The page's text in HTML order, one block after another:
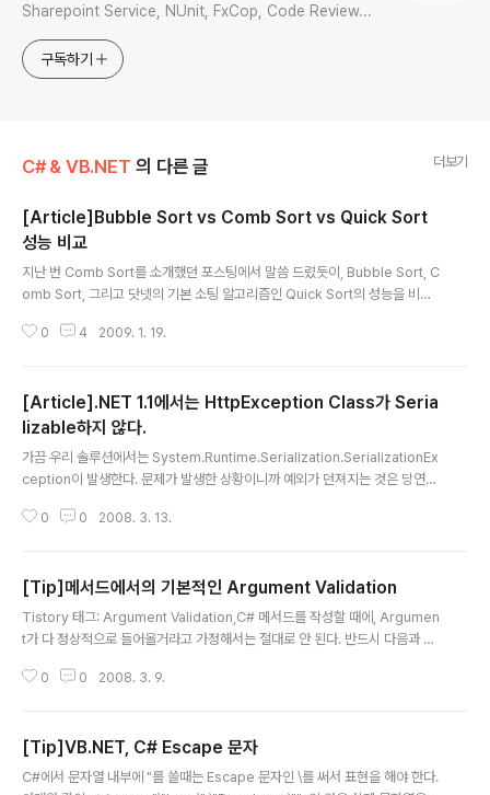
Sharepoint Service, NUnit, FxCop, Code Review...
구독하기
C# & VB.NET 의 다른 글 더보기
[Article]Bubble Sort vs Comb Sort vs Quick Sort
성능 비교
지난 번 Comb Sort를 소개했던 포스팅에서 말씀 드렸듯이, Bubble Sort, C
omb Sort, 그리고 닷넷의 기본 소팅 알고리즘인 Quick Sort의 성능을 비교
추가한 것 뿐입니다. 그리고 Quick Sort도 따로 구현한 것이 아니라 닷넷의 S
Text; namespace SortingSample { class Program { static void Ma
in(string[] args) { int dataC..
0 4 2009. 1. 19.
[Article].NET 1.1에서는 HttpException Class가 Seria
lizable하지 않다.
가끔 우리 솔루션에서는 System.Runtime.Serialization.SerializationEx
ception이 발생한다. 문제가 발생한 상황이니까 예외가 던져지는 것은 당연하
다. 그리고 SerializationException은 다들 알다시피 객체가 Serialization/
컴포넌트에서 던져지고 있었다. 로깅 컴포넌트는 에러나 문제가 발생했을 때 그
정보를 파일에 기록하는 역할을 하는 COM+ 서버 타입 컴포넌트였다. 문제가
생긴 함수는 다..
0 0 2008. 3. 13.
[Tip]메서드에서의 기본적인 Argument Validation
Tistory 태그: Argument Validation,C# 메서드를 작성할 때에, Argumen
t가 다 정상적으로 들어올거라고 가정해서는 절대로 안 된다. 반드시 다음과 같
ment 가 null인지 검사해서, null이라면 NullArgumentException을 던져
void WriteXml(XmlWriter writer) { if (writer == null) { throw new Ar
gumentNullException("wr..
0 0 2008. 3. 9.
[Tip]VB.NET, C# Escape 문자
C#에서 문자열 내부에 "를 쓸때는 Escape 문자인 \를 써서 표현을 해야 한다.